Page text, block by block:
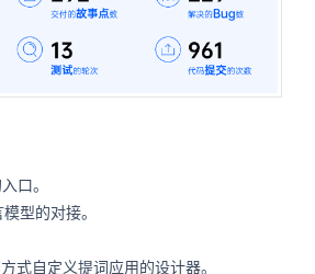
口。
型的对接。
式自定义提词应用的设计器。